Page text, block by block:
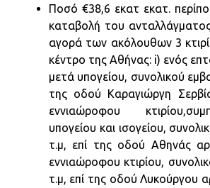
Ποσό €38,6 εκατ εκατ.
καταβολή του
αγορά των ακόλουθων 3
κέντρο της Αθήνας: i) ενός
μετά υπογείου, συνολικού
της οδού Καραγιώργη
εννιαώροφου
υπογείου και ισογείου,
τ.μ, επί της οδού Αθηνάς
εννιαώροφου κτιρίου,
τ.μ, επί της οδού Λυκούργου